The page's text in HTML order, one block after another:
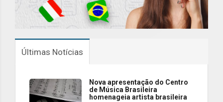
Últimas Notícias
Nova apresentação do Centro
de Música Brasileira
homenageia artista brasileira